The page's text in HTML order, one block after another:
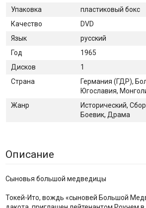
Упаковка
пластиковый бокс
Качество
DVD
Язык
русский
Год
1965
Дисков
1
Страна
Германия (ГДР),
Югославия,
Жанр
Исторический,
Боевик, Драма
Описание
Сыновья большой медведицы
Токей-Ито, вождь «сыновей Большой